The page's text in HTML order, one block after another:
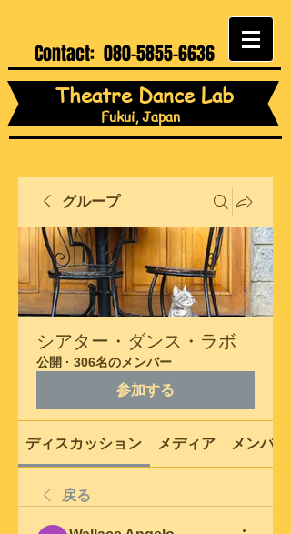
Contact: 080-5855-6636
Theatre Dance Lab
Fukui, Japan
グループ
シアター・ダンス・ラボ
公開 · 306名のメンバー
参加する
ディスカッション メディア メンバー
戻る